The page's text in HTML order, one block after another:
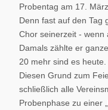
Probentag am 17.
Denn fast auf den Tag
Chor seinerzeit - wenn
Damals zählte er
20 mehr sind es heute.
Diesen Grund zum
schließlich alle
Probenphase zu einer